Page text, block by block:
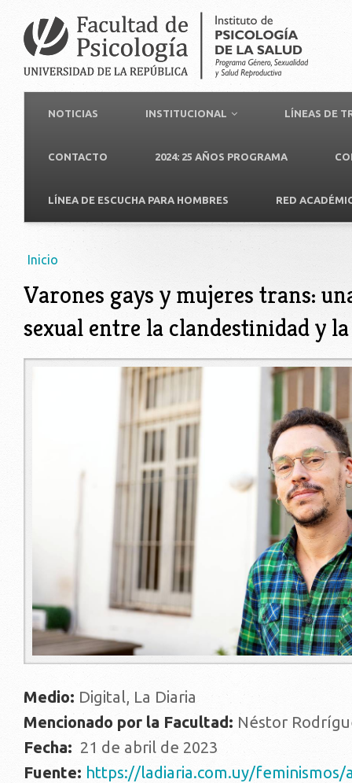
NOTICIAS INSTITUCIONAL LÍNEAS DE
CONTACTO 2024: 25 AÑOS PROGRAMA
LÍNEA DE ESCUCHA PARA HOMBRES RED
Usted está aquí
Inicio
Varones gays y mujeres trans:
sexual entre la clandestinidad y
222.jpg
Medio: Digital, La Diaria
Mencionado por la Facultad: Néstor
Fecha: 21 de abril de 2023
Fuente: https://ladiaria.com.uy/